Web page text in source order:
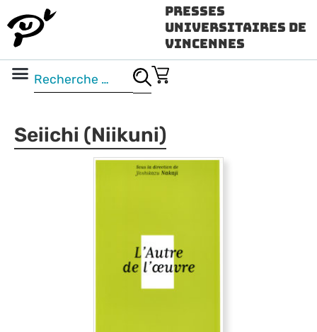
Presses
Universitaires de
Vincennes
Seiichi (Niikuni)